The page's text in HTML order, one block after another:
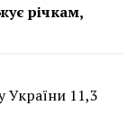
річкам,
України 11,3